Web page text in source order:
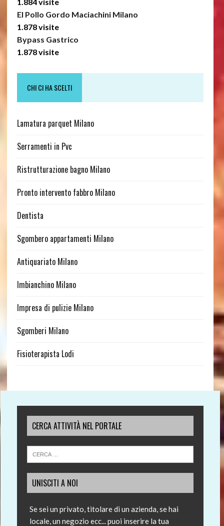
El Pollo Gordo Maciachini Milano
1.878 visite
Bypass Gastrico
1.878 visite
CHI CI HA SCELTI
Lamatura parquet Milano
Serramenti in Pvc
Ristrutturazione bagno Milano
Pronto intervento fabbro Milano
Dentista
Sgombero appartamenti Milano
Antiquariato Milano
Imbianchino Milano
Impresa di pulizie Milano
Sgomberi Milano
Fisioterapista Lodi
CERCA ATTIVITÀ NEL PORTALE
UNISCITI A NOI
Se sei un privato, titolare di un azienda, se hai
locale, un negozio ecc... puoi inserire la tua